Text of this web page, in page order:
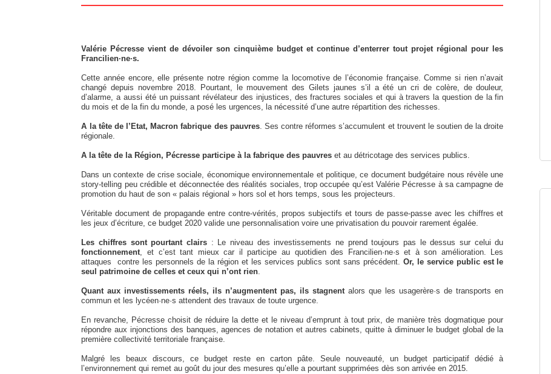
Valérie Pécresse vient de dévoiler son cinquième budget et continue d’enterrer tout projet régional pour les
Francilien·ne·s.
Cette année encore, elle présente notre région comme la locomotive de l’économie française. Comme si rien n’avait
changé depuis novembre 2018. Pourtant, le mouvement des Gilets jaunes s’il a été un cri de colère, de douleur,
d’alarme, a aussi été un puissant révélateur des injustices, des fractures sociales et qui à travers la question de la fin
du mois et de la fin du monde, a posé les urgences, la nécessité d’une autre répartition des richesses.
A la tête de l’Etat, Macron fabrique des pauvres. Ses contre réformes s’accumulent et trouvent le soutien de la droite
régionale.
A la tête de la Région, Pécresse participe à la fabrique des pauvreset au détricotage des services publics.
Dans un contexte de crise sociale, économique environnementale et politique, ce document budgétaire nous révèle une
story-telling peu crédible et déconnectée des réalités sociales, trop occupée qu’est Valérie Pécresse à sa campagne de
promotion du haut de son « palais régional » hors sol et hors temps, sous les projecteurs.
Véritable document de propagande entre contre-vérités, propos subjectifs et tours de passe-passe avec les chiffres et
les jeux d’écriture, ce budget 2020 valide une personnalisation voire une privatisation du pouvoir rarement égalée.
Les chiffres sont pourtant clairs : Le niveau des investissements ne prend toujours pas le dessus sur celui du
fonctionnement, et c’est tant mieux car il participe au quotidien des Francilien·ne·s et à son amélioration. Les
attaques contre les personnels de la région et les services publics sont sans précédent. Or, le service public est le
seul patrimoine de celles et ceux qui n’ont rien.
Quant aux investissements réels, ils n’augmentent pas, ils stagnentalors que les usagerère·s de transports en
commun et les lycéen·ne·s attendent des travaux de toute urgence.
En revanche, Pécresse choisit de réduire la dette et le niveau d’emprunt à tout prix, de manière très dogmatique pour
répondre aux injonctions des banques, agences de notation et autres cabinets, quitte à diminuer le budget global de la
première collectivité territoriale française.
Malgré les beaux discours, ce budget reste en carton pâte. Seule nouveauté, un budget participatif dédié à
l’environnement qui remet au goût du jour des mesures qu’elle a pourtant supprimées dès son arrivée en 2015.